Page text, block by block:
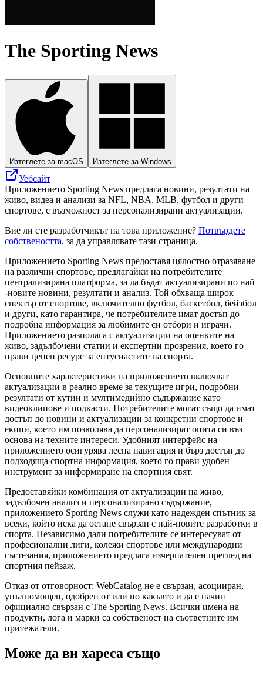
The Sporting News
Изтеглете за macOS Изтеглете за Windows
Уебсайт
Приложението Sporting News предлага новини, резултати на
живо, видеа и анализи за NFL, NBA, MLB, футбол и други
спортове, с възможност за персонализирани актуализации.
Вие ли сте разработчикът на това приложение? Потвърдете
собствеността, за да управлявате тази страница.
Приложението Sporting News предоставя цялостно отразяване
на различни спортове, предлагайки на потребителите
централизирана платформа, за да бъдат актуализирани по най
-новите новини, резултати и анализ. Той обхваща широк
спектър от спортове, включително футбол, баскетбол, бейзбол
и други, като гарантира, че потребителите имат достъп до
подробна информация за любимите си отбори и играчи.
Приложението разполага с актуализации на оценките на
живо, задълбочени статии и експертни прозрения, което го
прави ценен ресурс за ентусиастите на спорта.
Основните характеристики на приложението включват
актуализации в реално време за текущите игри, подробни
резултати от кутии и мултимедийно съдържание като
видеоклипове и подкасти. Потребителите могат също да имат
достъп до новини и актуализации за конкретни спортове и
екипи, което им позволява да персонализират опита си въз
основа на техните интереси. Удобният интерфейс на
приложението осигурява лесна навигация и бърз достъп до
подходяща спортна информация, което го прави удобен
инструмент за информиране на спортния свят.
Предоставяйки комбинация от актуализации на живо,
задълбочен анализ и персонализирано съдържание,
приложението Sporting News служи като надежден спътник за
всеки, който иска да остане свързан с най-новите разработки в
спорта. Независимо дали потребителите се интересуват от
професионални лиги, колежи спортове или международни
състезания, приложението предлага изчерпателен преглед на
спортния пейзаж.
Отказ от отговорност: WebCatalog не е свързан, асоцииран,
упълномощен, одобрен от или по какъвто и да е начин
официално свързан с The Sporting News. Всички имена на
продукти, лога и марки са собственост на съответните им
притежатели.
Може да ви хареса също